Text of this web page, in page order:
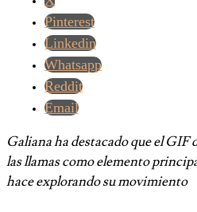
Pinterest
Linkedin
Whatsapp
Reddit
Email
Galiana ha destacado que el
las llamas como elemento
hace explorando su movimiento